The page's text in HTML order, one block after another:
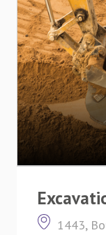
1443,